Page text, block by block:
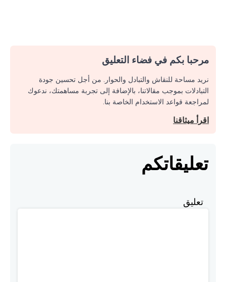
مرحبا بكم في فضاء التعليق
نريد مساحة للنقاش والتبادل والحوار. من أجل تحسين جودة
التبادلات بموجب مقالاتنا، بالإضافة إلى تجربة مساهمتك، ندعوك
لمراجعة قواعد الاستخدام الخاصة بنا.
اقرأ ميثاقنا
تعليقاتكم
تعليق